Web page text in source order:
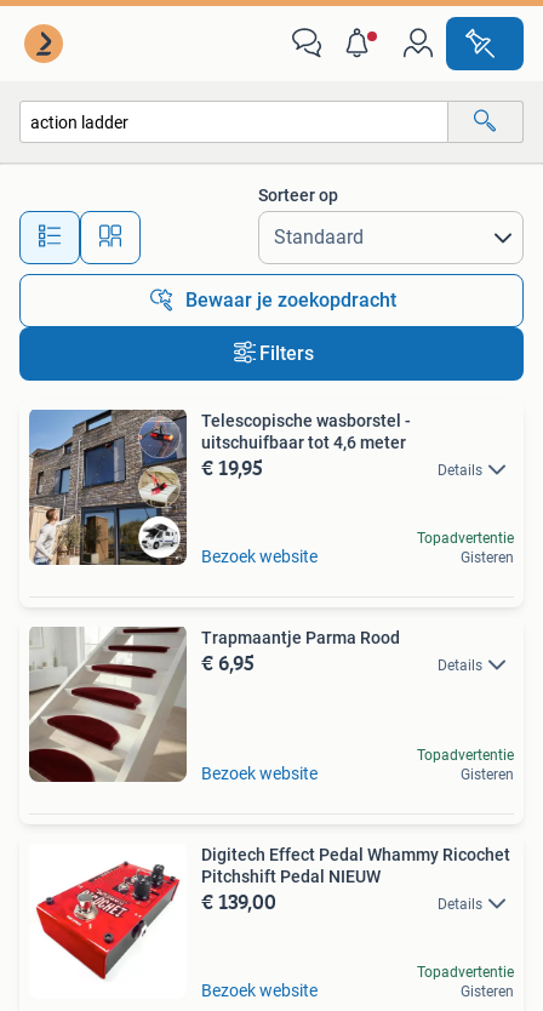
Alle afstanden…
Sorteer op
Bewaar je zoekopdracht
Filters
Telescopische wasborstel -
uitschuifbaar tot 4,6 meter
€ 19,95 Details
Bezoek website
Topadvertentie
Gisteren
Trapmaantje Parma Rood
€ 6,95 Details
Bezoek website
Topadvertentie
Gisteren
Digitech Effect Pedal Whammy Ricochet
Pitchshift Pedal NIEUW
€ 139,00 Details
Bezoek website
Topadvertentie
Gisteren